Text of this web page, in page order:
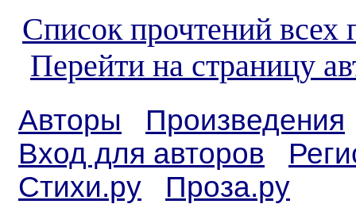
Список прочтений всех
Перейти на страницу
Авторы
Произведения
Вход для авторов
Стихи.ру
Проза.ру